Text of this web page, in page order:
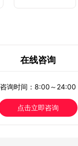
在线咨询
咨询时间：8:00～24:00
点击立即咨询